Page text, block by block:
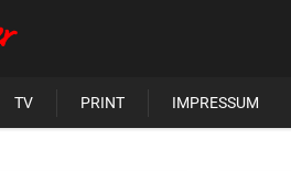
TV PRINT IMPRESSUM